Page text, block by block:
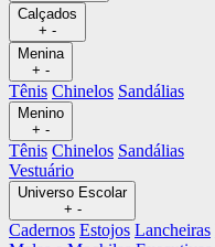
Calçados
+ -
Menina
+ -
Tênis Chinelos Sandálias
Menino
+ -
Tênis Chinelos Sandálias
Vestuário
Universo Escolar
+ -
Cadernos Estojos Lancheiras